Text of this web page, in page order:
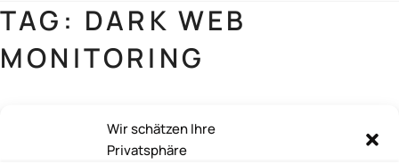
Wir schätzen Ihre
Privatsphäre
TAG: DARK WEB
MONITORING
Nelpx GmbH